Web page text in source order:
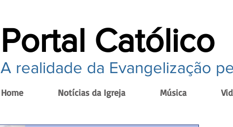
Portal Católico
A realidade da Evangelização
Home Notícias da Igreja Música